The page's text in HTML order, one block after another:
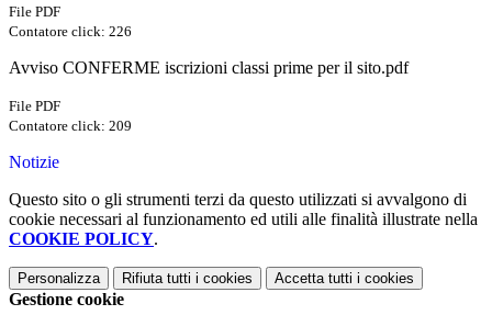
File PDF
Contatore click: 226
Avviso CONFERME iscrizioni classi prime per il sito.pdf
File PDF
Contatore click: 209
Notizie
Questo sito o gli strumenti terzi da questo utilizzati si avvalgono di
cookie necessari al funzionamento ed utili alle finalità illustrate nella
COOKIE POLICY.
Personalizza Rifiuta tutti i cookies Accetta tutti i cookies
Gestione cookie